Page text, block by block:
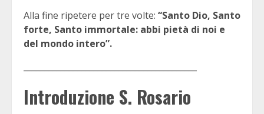
Alla fine ripetere per tre volte: “Santo Dio, Santo
forte, Santo immortale: abbi pietà di noi e
del mondo intero”.
Introduzione S. Rosario